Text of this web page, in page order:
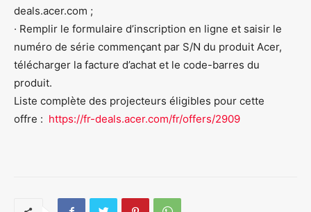
deals.acer.com ;
· Remplir le formulaire d’inscription en ligne et saisir le
numéro de série commençant par S/N du produit Acer,
télécharger la facture d’achat et le code-barres du
produit.
Liste complète des projecteurs éligibles pour cette
offre : https://fr-deals.acer.com/fr/offers/2909